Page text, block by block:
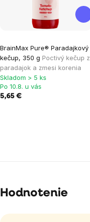
BrainMax Pure® Paradajkový
kečup, 350 g Poctivý kečup z
paradajok a zmesi korenia
Skladom > 5 ks
Po 10.8. u vás
5,65 €
Hodnotenie